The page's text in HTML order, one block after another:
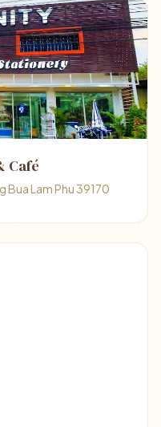
Café
Bua Lam Phu 39170